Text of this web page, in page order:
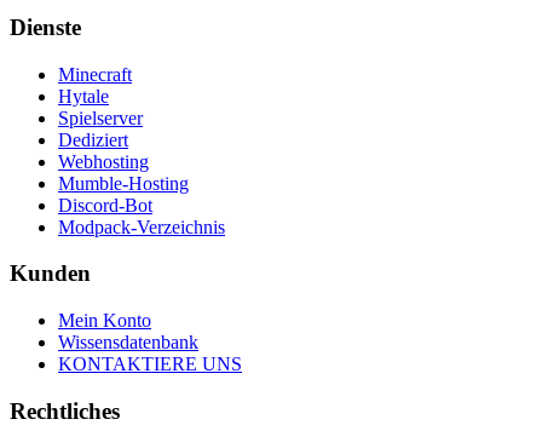
Dienste
Minecraft
Hytale
Spielserver
Dediziert
Webhosting
Mumble-Hosting
Discord-Bot
Modpack-Verzeichnis
Kunden
Mein Konto
Wissensdatenbank
KONTAKTIERE UNS
Rechtliches